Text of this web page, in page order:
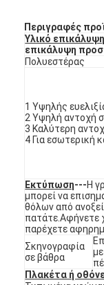
Σπίτι
Βίντεο
Εμφάνιση VR
Σχετικά με
Περιγραφές
Υλικό
επικάλυψη
Πολυεστέρας
1 Υψηλής
2 Υψηλή αντοχή
3 Καλύτερη
4 Για εσωτερική
Εκτύπωση---Η
μπορεί να
θόλων από
πατάτε.Αφήνετε
παρέχετε
Σκηνογραφία
σε βάθρα
Πλακέτα ή